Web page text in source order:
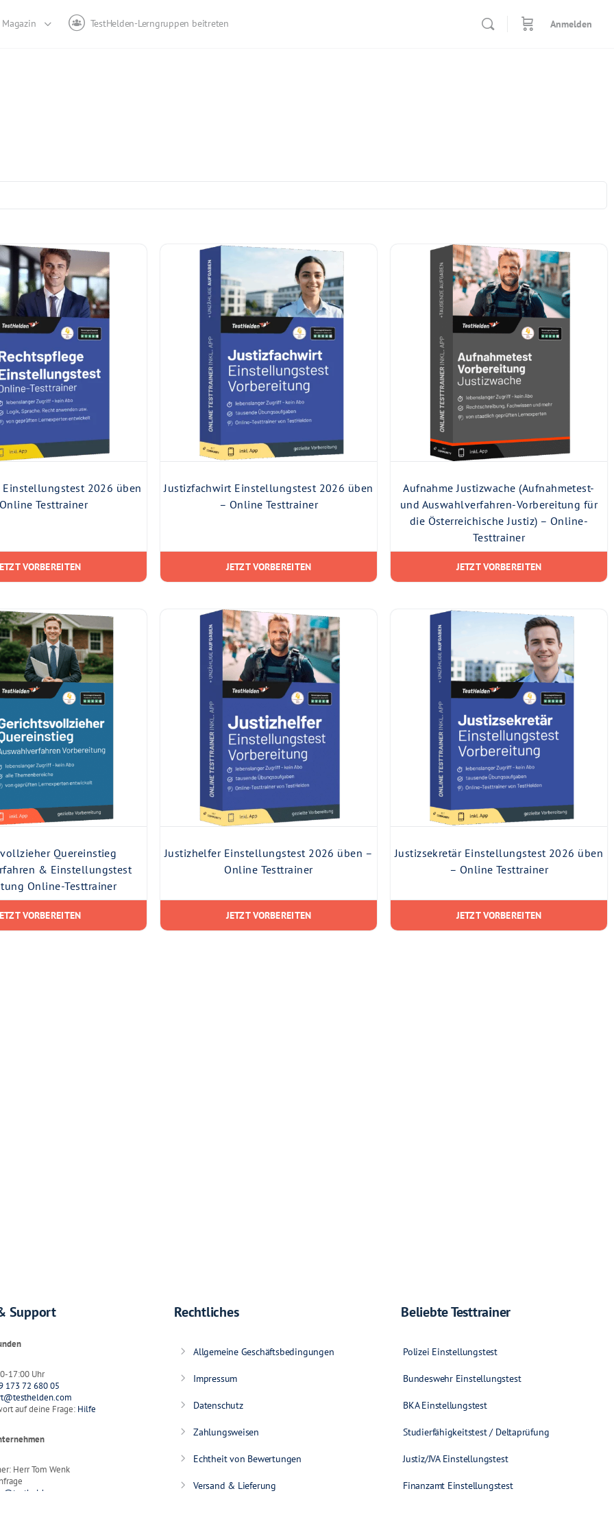
Magazin TestHelden-Lerngruppen beitreten Anmelden
Einstellungstest 2026 üben
Testtrainer
VORBEREITEN
Justizfachwirt Einstellungstest 2026 üben
– Online Testtrainer
JETZT VORBEREITEN
Aufnahme Justizwache (Aufnahmetest-
und Auswahlverfahren-Vorbereitung für
die Österreichische Justiz) – Online-
Testtrainer
JETZT VORBEREITEN
Quereinstieg
& Einstellungstest
Online-Testtrainer
VORBEREITEN
Justizhelfer Einstellungstest 2026 üben –
Online Testtrainer
JETZT VORBEREITEN
Justizsekretär Einstellungstest 2026 üben
– Online Testtrainer
JETZT VORBEREITEN
Support
17:00 Uhr
173 72 680 05
auf deine Frage: Hilfe
Herr Tom Wenk
Rechtliches
Allgemeine Geschäftsbedingungen
Impressum
Datenschutz
Zahlungsweisen
Echtheit von Bewertungen
Versand & Lieferung
Beliebte Testtrainer
Polizei Einstellungstest
Bundeswehr Einstellungstest
BKA Einstellungstest
Studierfähigkeitstest / Deltaprüfung
Justiz/JVA Einstellungstest
Finanzamt Einstellungstest